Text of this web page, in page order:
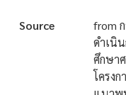
Source
from
ดำเนิ
ศึกษา
โครง